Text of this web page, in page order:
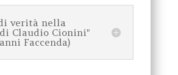
verità nella
Claudio Cionini"
Faccenda)